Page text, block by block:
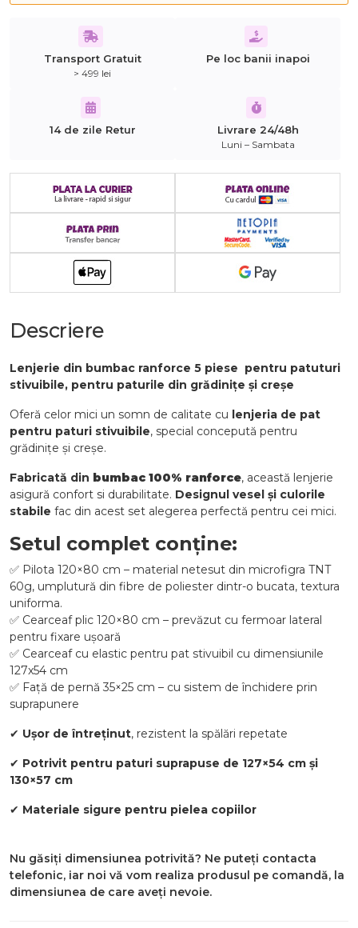
Transport Gratuit
> 499 lei
Pe loc banii inapoi
14 de zile Retur Livrare 24/48h
Luni – Sambata
Descriere
Lenjerie din bumbac ranforce 5 piese pentru patuturi
stivuibile, pentru paturile din grădinițe și creșe
Oferă celor mici un somn de calitate cu lenjeria de pat
pentru paturi stivuibile, special concepută pentru
grădinițe și creșe.
Fabricată din bumbac 100% ranforce, această lenjerie
asigură confort si durabilitate. Designul vesel și culorile
stabile fac din acest set alegerea perfectă pentru cei mici.
Setul complet conține:
✅ Pilota 120×80 cm – material netesut din microfigra TNT
60g, umplutură din fibre de poliester dintr-o bucata, textura
uniforma.
✅ Cearceaf plic 120×80 cm – prevăzut cu fermoar lateral
pentru fixare ușoară
✅ Cearceaf cu elastic pentru pat stivuibil cu dimensiunile
127x54 cm
✅ Față de pernă 35×25 cm – cu sistem de închidere prin
suprapunere
✔ Ușor de întreținut, rezistent la spălări repetate
✔ Potrivit pentru paturi suprapuse de 127×54 cm și
130×57 cm
✔ Materiale sigure pentru pielea copiilor
Nu găsiți dimensiunea potrivită? Ne puteți contacta
telefonic, iar noi vă vom realiza produsul pe comandă, la
dimensiunea de care aveți nevoie.